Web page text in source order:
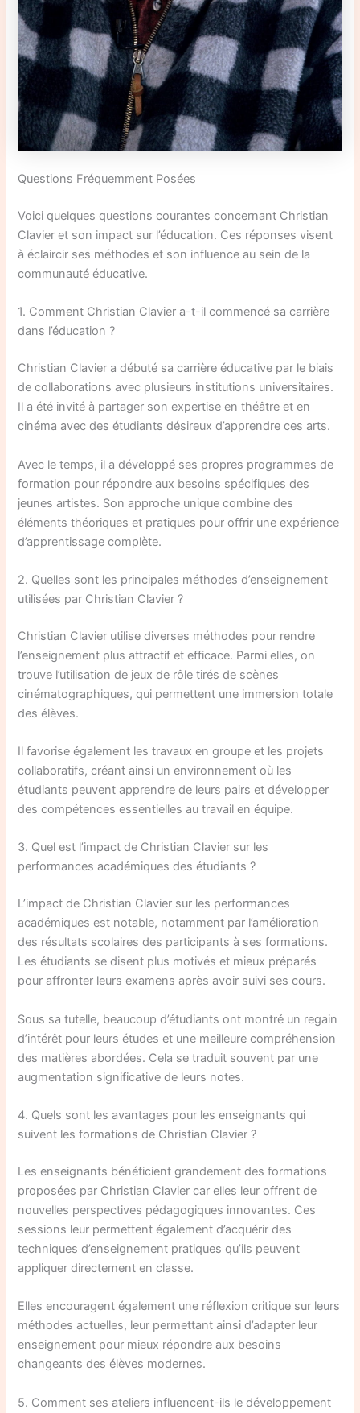
Questions Fréquemment Posées
Voici quelques questions courantes concernant Christian
Clavier et son impact sur l’éducation. Ces réponses visent
à éclaircir ses méthodes et son influence au sein de la
communauté éducative.
1. Comment Christian Clavier a-t-il commencé sa carrière
dans l’éducation ?
Christian Clavier a débuté sa carrière éducative par le biais
de collaborations avec plusieurs institutions universitaires.
Il a été invité à partager son expertise en théâtre et en
cinéma avec des étudiants désireux d’apprendre ces arts.
Avec le temps, il a développé ses propres programmes de
formation pour répondre aux besoins spécifiques des
jeunes artistes. Son approche unique combine des
éléments théoriques et pratiques pour offrir une expérience
d’apprentissage complète.
2. Quelles sont les principales méthodes d’enseignement
utilisées par Christian Clavier ?
Christian Clavier utilise diverses méthodes pour rendre
l’enseignement plus attractif et efficace. Parmi elles, on
trouve l’utilisation de jeux de rôle tirés de scènes
cinématographiques, qui permettent une immersion totale
des élèves.
Il favorise également les travaux en groupe et les projets
collaboratifs, créant ainsi un environnement où les
étudiants peuvent apprendre de leurs pairs et développer
des compétences essentielles au travail en équipe.
3. Quel est l’impact de Christian Clavier sur les
performances académiques des étudiants ?
L’impact de Christian Clavier sur les performances
académiques est notable, notamment par l’amélioration
des résultats scolaires des participants à ses formations.
Les étudiants se disent plus motivés et mieux préparés
pour affronter leurs examens après avoir suivi ses cours.
Sous sa tutelle, beaucoup d’étudiants ont montré un regain
d’intérêt pour leurs études et une meilleure compréhension
des matières abordées. Cela se traduit souvent par une
augmentation significative de leurs notes.
4. Quels sont les avantages pour les enseignants qui
suivent les formations de Christian Clavier ?
Les enseignants bénéficient grandement des formations
proposées par Christian Clavier car elles leur offrent de
nouvelles perspectives pédagogiques innovantes. Ces
sessions leur permettent également d’acquérir des
techniques d’enseignement pratiques qu’ils peuvent
appliquer directement en classe.
Elles encouragent également une réflexion critique sur leurs
méthodes actuelles, leur permettant ainsi d’adapter leur
enseignement pour mieux répondre aux besoins
changeants des élèves modernes.
5. Comment ses ateliers influencent-ils le développement